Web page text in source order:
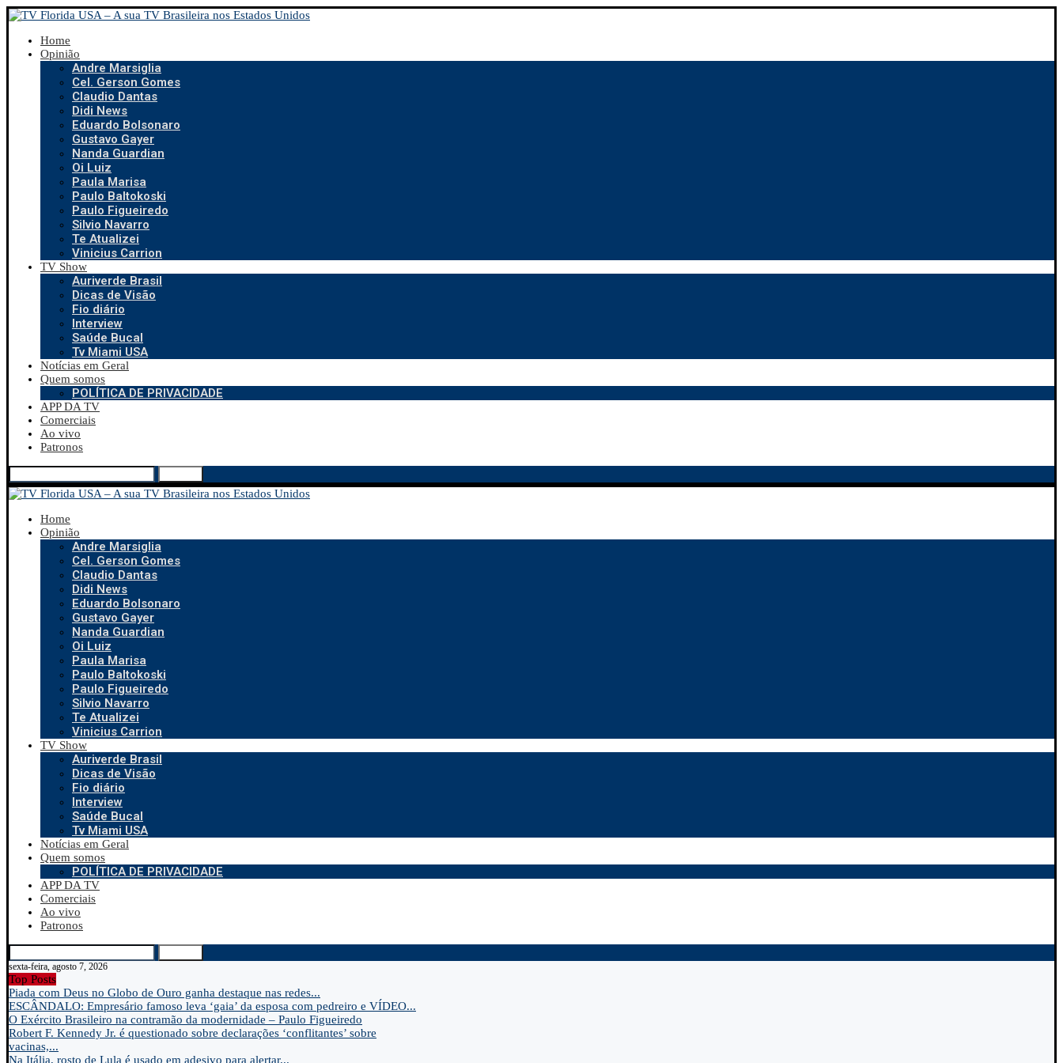
Home
Opinião
Andre Marsiglia
Cel. Gerson Gomes
Claudio Dantas
Didi News
Eduardo Bolsonaro
Gustavo Gayer
Nanda Guardian
Oi Luiz
Paula Marisa
Paulo Baltokoski
Paulo Figueiredo
Silvio Navarro
Te Atualizei
Vinicius Carrion
TV Show
Auriverde Brasil
Dicas de Visão
Fio diário
Interview
Saúde Bucal
Tv Miami USA
Notícias em Geral
Quem somos
POLÍTICA DE PRIVACIDADE
APP DA TV
Comerciais
Ao vivo
Patronos
Home
Opinião
Andre Marsiglia
Cel. Gerson Gomes
Claudio Dantas
Didi News
Eduardo Bolsonaro
Gustavo Gayer
Nanda Guardian
Oi Luiz
Paula Marisa
Paulo Baltokoski
Paulo Figueiredo
Silvio Navarro
Te Atualizei
Vinicius Carrion
TV Show
Auriverde Brasil
Dicas de Visão
Fio diário
Interview
Saúde Bucal
Tv Miami USA
Notícias em Geral
Quem somos
POLÍTICA DE PRIVACIDADE
APP DA TV
Comerciais
Ao vivo
Patronos
sexta-feira, agosto 7, 2026
Top Posts
Piada com Deus no Globo de Ouro ganha destaque nas redes...
ESCÂNDALO: Empresário famoso leva ‘gaia’ da esposa com pedreiro e VÍDEO...
O Exército Brasileiro na contramão da modernidade – Paulo Figueiredo
Robert F. Kennedy Jr. é questionado sobre declarações ‘conflitantes’ sobre
vacinas,...
Na Itália, rosto de Lula é usado em adesivo para alertar...